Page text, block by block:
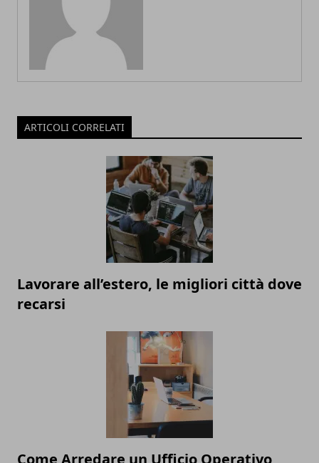
ARTICOLI CORRELATI
Lavorare all’estero, le migliori città dove
recarsi
Come Arredare un Ufficio Operativo